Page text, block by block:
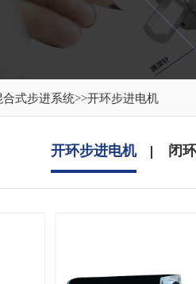
合式步进系统>>开环步进电机
开环步进电机 闭